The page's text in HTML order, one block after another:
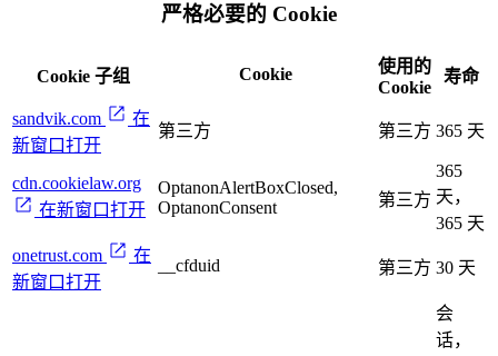
严格必要的 Cookie
Cookie 子组 Cookie
使用的
Cookie
寿命
sandvik.com
在
新窗口打开
第三方 第三方 365 天
cdn.cookielaw.org
在新窗口打开
OptanonAlertBoxClosed,
OptanonConsent
第三方
365
天，
365 天
onetrust.com
在
新窗口打开
__cfduid 第三方 30 天
会
话，